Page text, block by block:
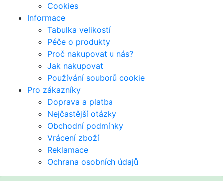
Cookies
Informace
Tabulka velikostí
Péče o produkty
Proč nakupovat u nás?
Jak nakupovat
Používání souborů cookie
Pro zákazníky
Doprava a platba
Nejčastější otázky
Obchodní podmínky
Vrácení zboží
Reklamace
Ochrana osobních údajů